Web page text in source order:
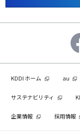
KDDI ホーム au
サステナビリティ
企業情報 採用情報